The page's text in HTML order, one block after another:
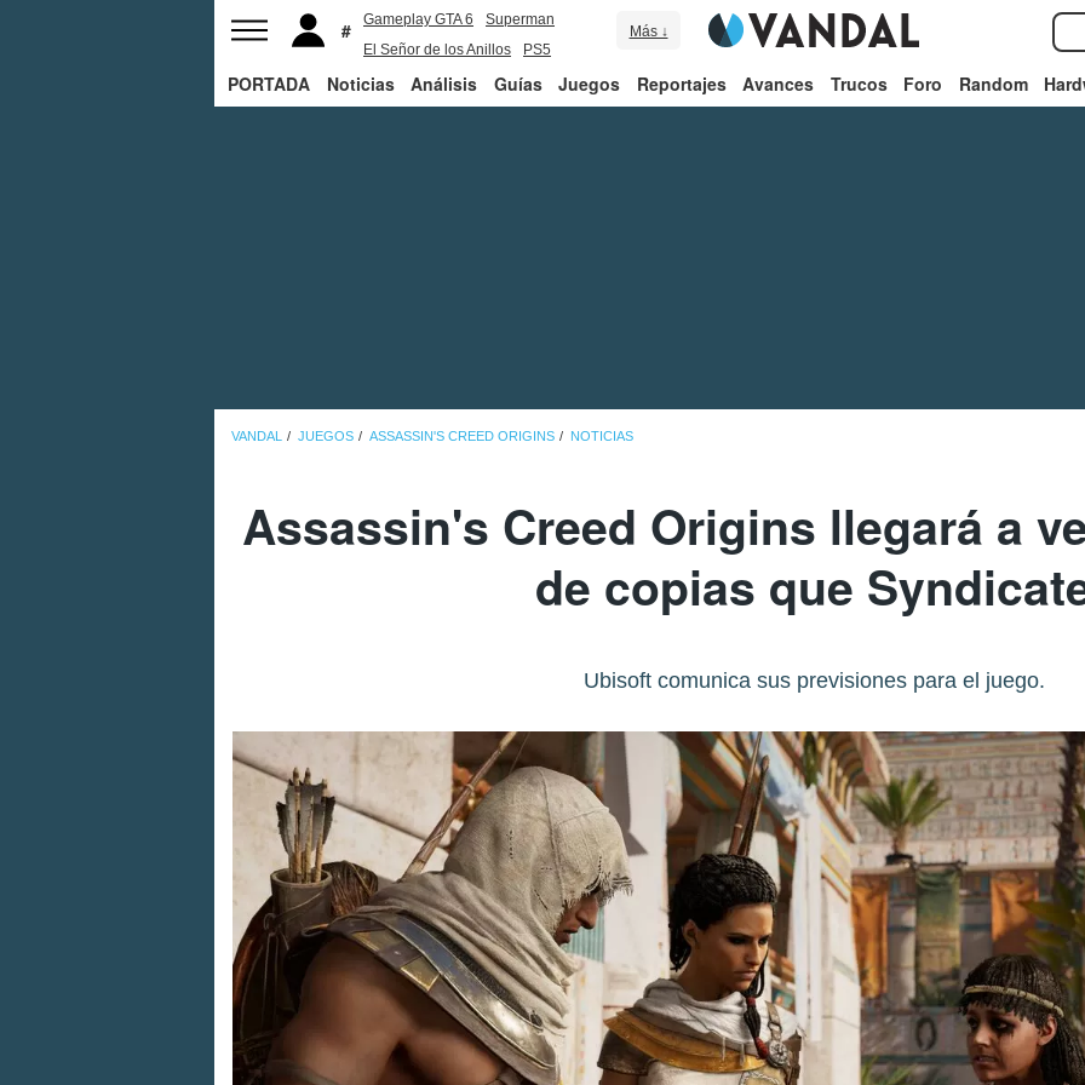
Gameplay GTA 6
Superman
El Señor de los Anillos
PS5
Más ↓
PORTADA Noticias Análisis Guías Juegos Reportajes Avances Trucos Foro Random
VANDAL JUEGOS ASSASSIN'S CREED ORIGINS NOTICIAS
Assassin's Creed Origins llegará a
de copias que
Ubisoft comunica sus previsiones para el juego.